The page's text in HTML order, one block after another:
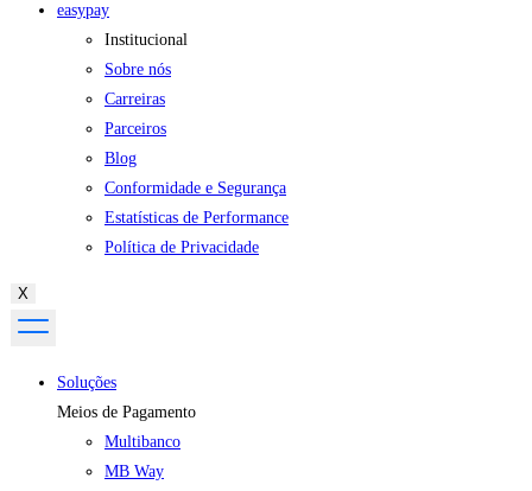
easypay
Institucional
Sobre nós
Carreiras
Parceiros
Blog
Conformidade e Segurança
Estatísticas de Performance
Política de Privacidade
X
Soluções
Meios de Pagamento
Multibanco
MB Way